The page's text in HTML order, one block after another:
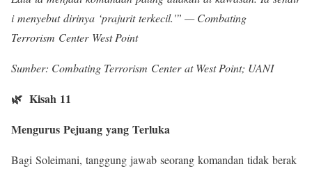
i menyebut dirinya ‘prajurit terkecil.'” — Combating
Terrorism Center West Point
Sumber: Combating Terrorism Center at West Point; UANI
🌿 Kisah 11
Mengurus Pejuang yang Terluka
Bagi Soleimani, tanggung jawab seorang komandan tidak berak